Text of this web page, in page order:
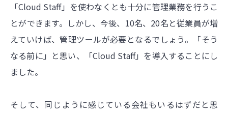
「Cloud Staff」を使わなくとも十分に管理業務を行うこ
とができます。しかし、今後、10名、20名と従業員が増
えていけば、管理ツールが必要となるでしょう。「そう
なる前に」と思い、「Cloud Staff」を導入することにし
ました。
そして、同じように感じている会社もいるはずだと思